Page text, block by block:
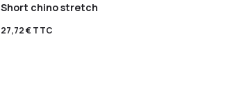
Short chino stretch
27,72€TTC